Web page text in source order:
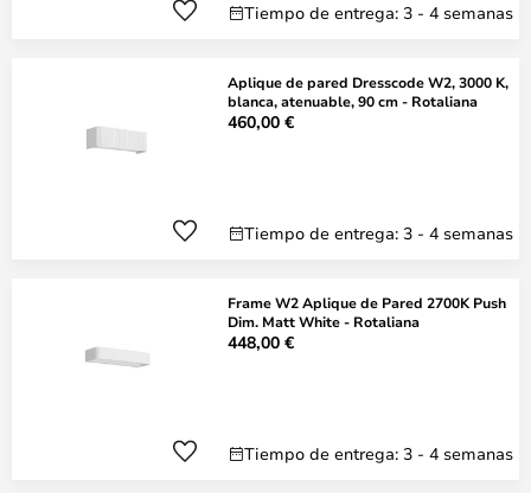
Tiempo de entrega: 3 - 4 semanas
Aplique de pared Dresscode W2, 3000 K,
blanca, atenuable, 90 cm - Rotaliana
460,00 €
Tiempo de entrega: 3 - 4 semanas
Frame W2 Aplique de Pared 2700K Push
Dim. Matt White - Rotaliana
448,00 €
Tiempo de entrega: 3 - 4 semanas